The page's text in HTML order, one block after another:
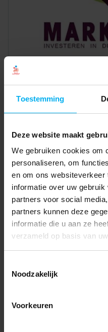
Toestemming
Deze website maakt
We gebruiken cookies om
personaliseren, om
en om ons
informatie over uw
partners voor social
partners kunnen deze
informatie die u aan ze
verzameld op basis van
Noodzakelijk
Voorkeuren